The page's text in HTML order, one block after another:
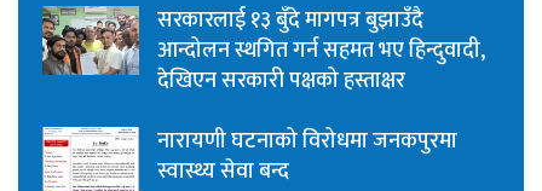
सरकारलाई १३ बुँदे मागपत्र बुझाउँदै
आन्दोलन स्थगित गर्न सहमत भए हिन्दुवादी,
देखिएन सरकारी पक्षको हस्ताक्षर
नारायणी घटनाको विरोधमा जनकपुरमा
स्वास्थ्य सेवा बन्द